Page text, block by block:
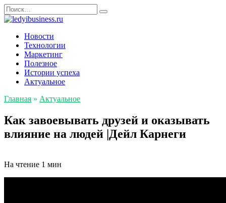
Перейти
к
содержанию
Search
for:
Новости
Технологии
Маркетинг
Полезное
Истории успеха
Актуальное
Главная » Актуальное
Как завоевывать друзей и оказывать
влияние на людей |Дейл Карнеги
На чтение 1 мин